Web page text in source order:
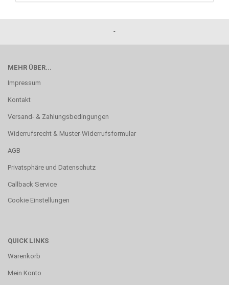
-
MEHR ÜBER...
Impressum
Kontakt
Versand- & Zahlungsbedingungen
Widerrufsrecht & Muster-Widerrufsformular
AGB
Privatsphäre und Datenschutz
Callback Service
Cookie Einstellungen
QUICK LINKS
Warenkorb
Mein Konto